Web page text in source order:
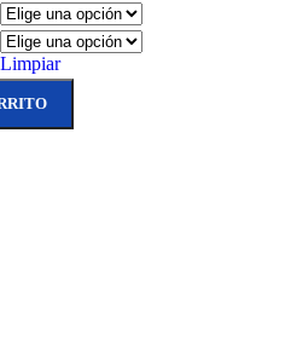
Limpiar